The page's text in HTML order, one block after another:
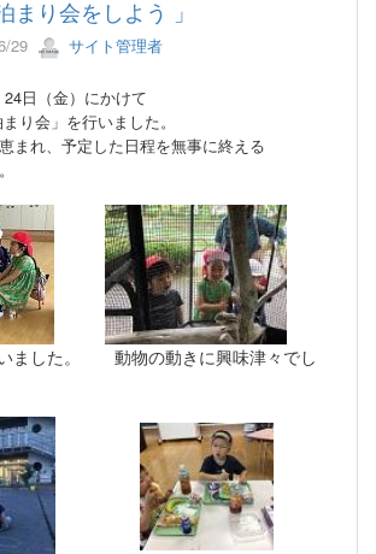
まり会をしよう 」
29 サイト管理者
日（金）にかけて
り会」を行いました。
まれ、予定した日程を無事に終える
ました。 動物の動きに興味津々でし